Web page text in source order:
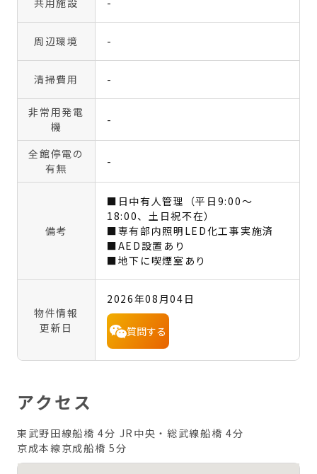
共用施設 -
周辺環境 -
清掃費用 -
非常用発電
機
-
全館停電の
有無
-
備考
■日中有人管理（平日9:00～
18:00、土日祝不在）
■専有部内照明LED化工事実施済
■AED設置あり
■地下に喫煙室あり
物件情報
更新日
2026年08月04日
質問する
アクセス
東武野田線船橋 4分 JR中央・総武線船橋 4分
京成本線京成船橋 5分